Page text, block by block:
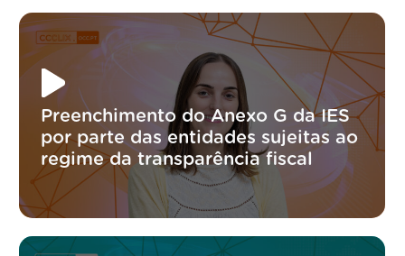
Preenchimento do Anexo G da IES
por parte das entidades sujeitas ao
regime da transparência fiscal